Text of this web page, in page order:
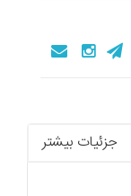
جزئیات بیشتر